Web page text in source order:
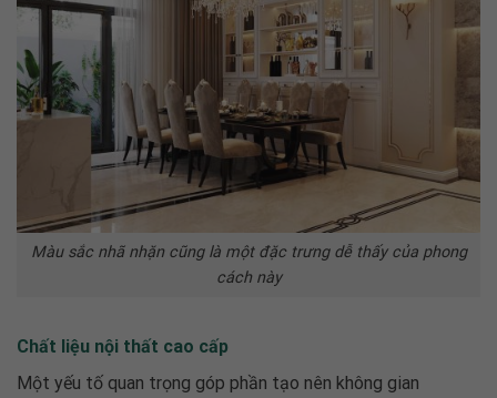
Màu sắc nhã nhặn cũng là một đặc trưng dễ thấy của phong
cách này
Chất liệu nội thất cao cấp
Một yếu tố quan trọng góp phần tạo nên không gian